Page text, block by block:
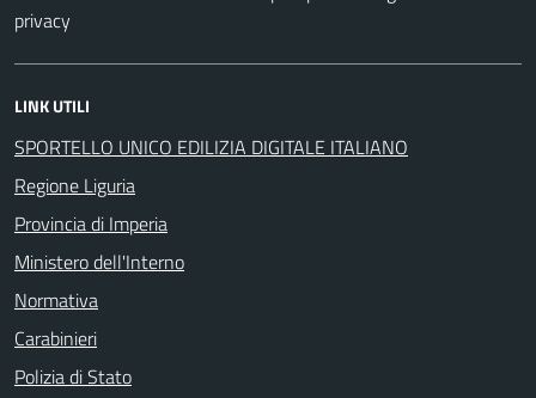
privacy
LINK UTILI
SPORTELLO UNICO EDILIZIA DIGITALE ITALIANO
Regione Liguria
Provincia di Imperia
Ministero dell'Interno
Normativa
Carabinieri
Polizia di Stato